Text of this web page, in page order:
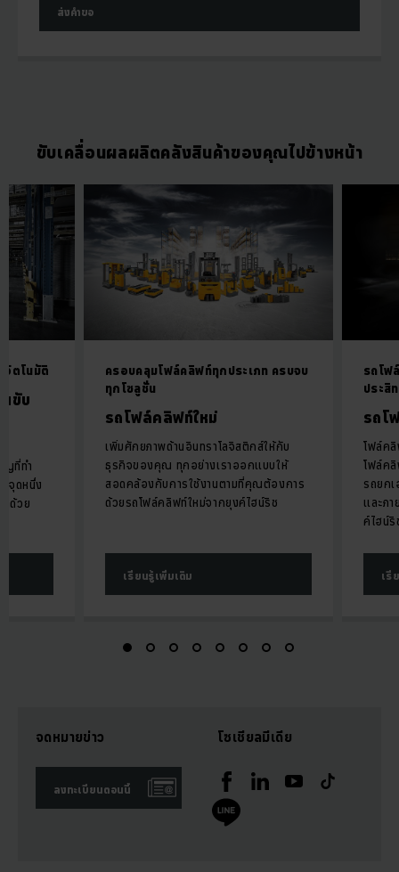
ส่งคำขอ
ขับเคลื่อนผลผลิตคลังสินค้าของคุณไปข้างหน้า
ครอบคลุมโฟล์คลิฟท์ทุกประเภท ครบจบ
ทุกโซลูชั่น
รถโฟล์คลิฟท์ใหม่
เพิ่มศักยภาพด้านอินทราโลจิสติกส์ให้กับ
ธุรกิจของคุณ ทุกอย่างเราออกแบบให้
สอดคล้องกับการใช้งานตามที่คุณต้องการ
ด้วยรถโฟล์คลิฟท์ใหม่จากยุงค์ไฮน์ริช
เรียนรู้เพิ่มเติม
รถโฟ
ประสิ
รถโ
โฟล์ค
โฟล์ค
รถยก
และภ
ค์ไฮน์
เรี
อัตโนมัติ
ขับ
ที่ทำ
จุดหนึ่ง
ำด้วย
จดหมายข่าว
ลงทะเบียนตอนนี้
โซเชียลมีเดีย